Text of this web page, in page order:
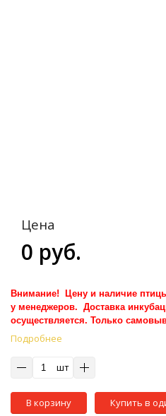
Цена
0 руб.
Внимание! Цену и наличие
у менеджеров. Доставка
осуществляется. Только
Подробнее
шт
В корзину Купить в